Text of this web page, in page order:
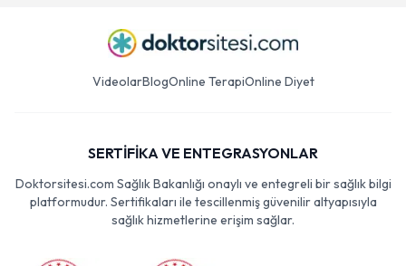
VideolarBlogOnline TerapiOnline Diyet
SERTİFİKA VE ENTEGRASYONLAR
Doktorsitesi.com Sağlık Bakanlığı onaylı ve entegreli bir sağlık bilgi
platformudur. Sertifikaları ile tescillenmiş güvenilir altyapısıyla
sağlık hizmetlerine erişim sağlar.